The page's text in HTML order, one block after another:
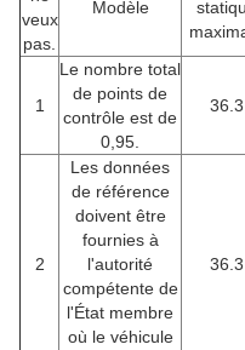
veux
pas.
Modèle
1
Le nombre total
de points de
contrôle est de
0,95.
36.3
2
Les données
de référence
doivent être
fournies à
l'autorité
compétente de
l'État membre
où le véhicule
36.3